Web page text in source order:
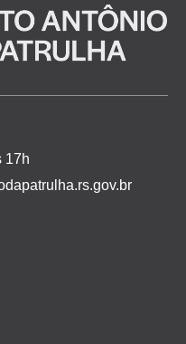
17h